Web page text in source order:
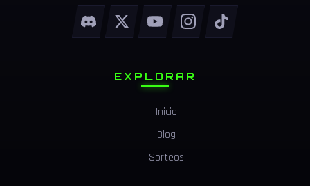
EXPLORAR
Inicio
Blog
Sorteos